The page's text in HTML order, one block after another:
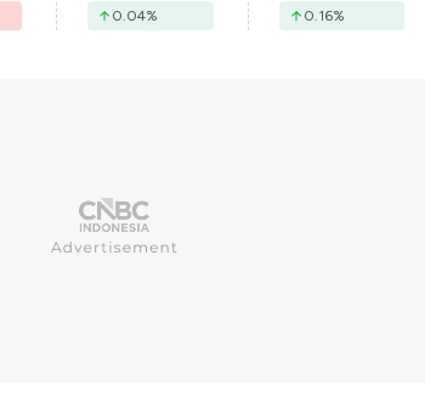
0.04% 0.16%